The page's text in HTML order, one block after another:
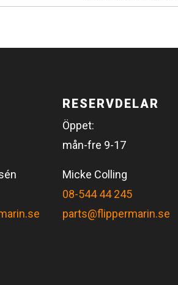
RESERVDELAR
Öppet:
mån-fre 9-17
Micke Colling
08-544 44 245
parts@flippermarin.se